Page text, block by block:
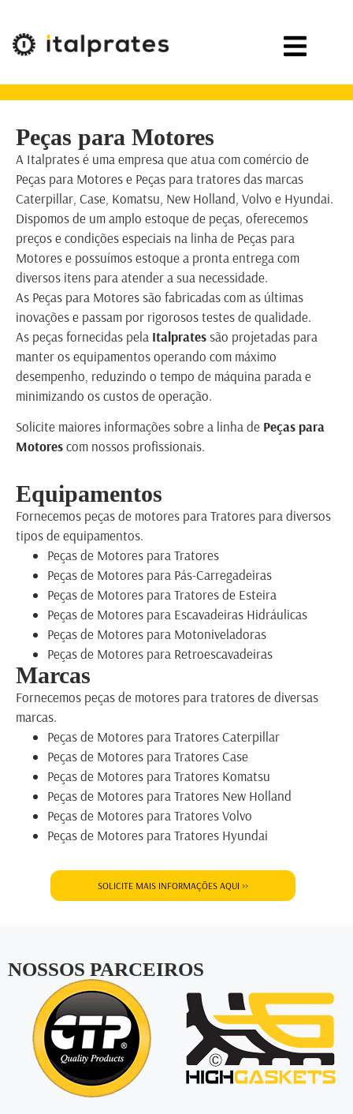
Peças para Motores
A Italprates é uma empresa que atua com comércio de
Peças para Motores e Peças para tratores das marcas
Caterpillar, Case, Komatsu, New Holland, Volvo e Hyundai.
Dispomos de um amplo estoque de peças, oferecemos
preços e condições especiais na linha de Peças para
Motores e possuímos estoque a pronta entrega com
diversos itens para atender a sua necessidade.
As Peças para Motores são fabricadas com as últimas
inovações e passam por rigorosos testes de qualidade.
As peças fornecidas pela Italpratessão projetadas para
manter os equipamentos operando com máximo
desempenho, reduzindo o tempo de máquina parada e
minimizando os custos de operação.
Solicite maiores informações sobre a linha de Peças para
Motorescom nossos profissionais.
Equipamentos
Fornecemos peças de motores para Tratores para diversos
tipos de equipamentos.
Peças de Motores para Tratores
Peças de Motores para Pás-Carregadeiras
Peças de Motores para Tratores de Esteira
Peças de Motores para Escavadeiras Hidráulicas
Peças de Motores para Motoniveladoras
Peças de Motores para Retroescavadeiras
Marcas
Fornecemos peças de motores para tratores de diversas
marcas.
Peças de Motores para Tratores Caterpillar
Peças de Motores para Tratores Case
Peças de Motores para Tratores Komatsu
Peças de Motores para Tratores New Holland
Peças de Motores para Tratores Volvo
Peças de Motores para Tratores Hyundai
SOLICITE MAIS INFORMAÇÕES AQUI >>
NOSSOS PARCEIROS